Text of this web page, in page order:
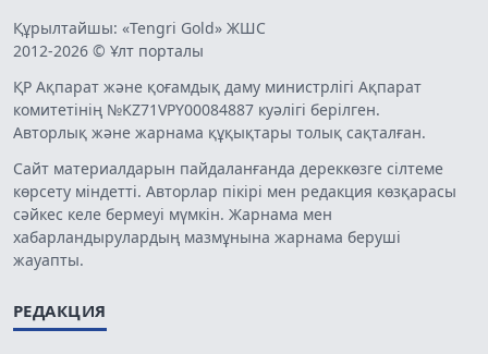
Құрылтайшы: «Tengri Gold» ЖШС
2012-2026 © Ұлт порталы
ҚР Ақпарат және қоғамдық даму министрлігі Ақпарат
комитетінің №KZ71VPY00084887 куәлігі берілген.
Авторлық және жарнама құқықтары толық сақталған.
Сайт материалдарын пайдаланғанда дереккөзге сілтеме
көрсету міндетті. Авторлар пікірі мен редакция көзқарасы
сәйкес келе бермеуі мүмкін. Жарнама мен
хабарландырулардың мазмұнына жарнама беруші
жауапты.
РЕДАКЦИЯ